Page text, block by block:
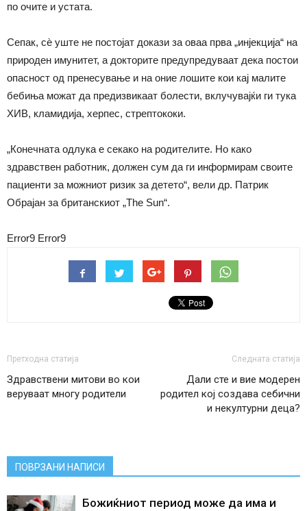
по очите и устата.
Сепак, сѐ уште не постојат докази за оваа прва „инјекција“ на
природен имунитет, а докторите предупредуваат дека постои
опасност од пренесување и на оние лошите кои кај малите
бебиња можат да предизвикаат болести, вклучувајќи ги тука
ХИВ, кламидија, херпес, стрептококи.
„Конечната одлука е секако на родителите. Но како
здравствен работник, должен сум да ги информирам своите
пациенти за можниот ризик за детето“, вели др. Патрик
Обрајан за британскиот „The Sun“.
Error9 Error9
Претходна статија
Здравствени митови во кои
веруваат многу родители
Следната статија
Дали сте и вие модерен
родител кој создава себични
и некултурни деца?
ПОВРЗАНИ НАПИСИ
Божиќниот период може да има и